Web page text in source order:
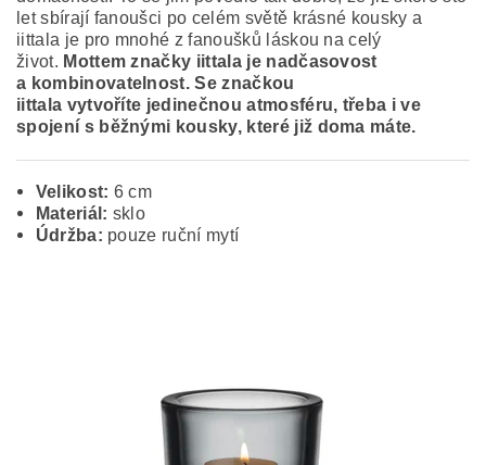
let sbírají fanoušci po celém světě krásné kousky a
iittala je pro mnohé z fanoušků láskou na celý
život. Mottem značky iittala je nadčasovost
a kombinovatelnost. Se značkou
iittala vytvoříte jedinečnou atmosféru, třeba i ve
spojení s běžnými kousky, které již doma máte.
Velikost: 6 cm
Materiál: sklo
Údržba: pouze ruční mytí